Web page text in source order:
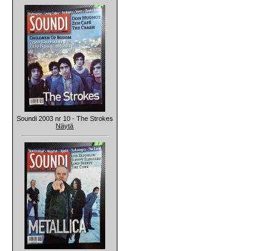
Soundi 2003 nr 10 - The Strokes
Näytä